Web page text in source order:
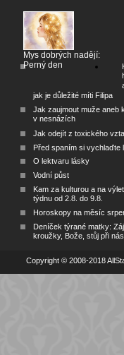
Mys dobrých nadějí:
Perný den
jak je důležité míti Filipa
Jak zaujmout muže aneb
v nesnázích
Jak odejít z toxického
Před spaním si vychlaďte
O lektvaru lásky
Vodní půst
Kam za kulturou a na
týdnu od 2.8. do 9.8.
Horoskopy na měsíc
Deníček týrané matky:
kroužky, Bože, stůj při nás
Copyright © 2008-2018